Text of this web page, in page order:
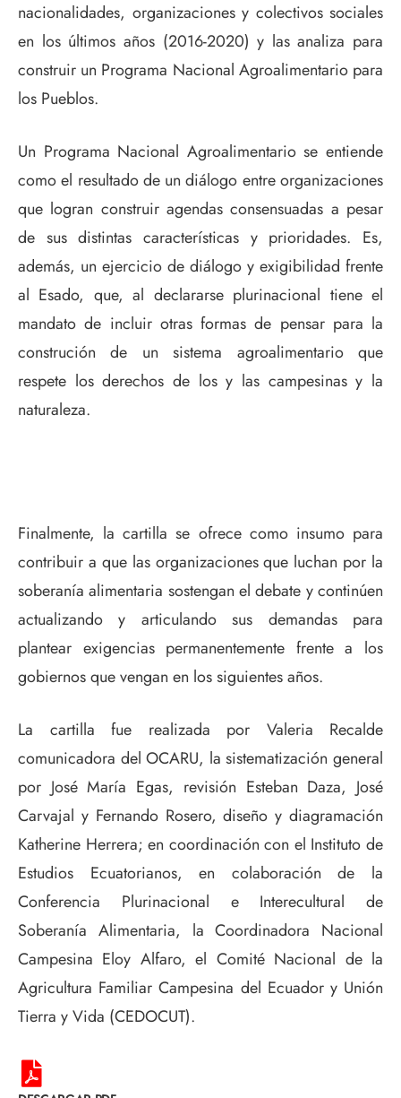
nacionalidades, organizaciones y colectivos sociales
en los últimos años (2016-2020) y las analiza para
construir un Programa Nacional Agroalimentario para
los Pueblos.
Un Programa Nacional Agroalimentario se entiende
como el resultado de un diálogo entre organizaciones
que logran construir agendas consensuadas a pesar
de sus distintas características y prioridades. Es,
además, un ejercicio de diálogo y exigibilidad frente
al Esado, que, al declararse plurinacional tiene el
mandato de incluir otras formas de pensar para la
construción de un sistema agroalimentario que
respete los derechos de los y las campesinas y la
naturaleza.
Finalmente, la cartilla se ofrece como insumo para
contribuir a que las organizaciones que luchan por la
soberanía alimentaria sostengan el debate y continúen
actualizando y articulando sus demandas para
plantear exigencias permanentemente frente a los
gobiernos que vengan en los siguientes años.
La cartilla fue realizada por Valeria Recalde
comunicadora del OCARU, la sistematización general
por José María Egas, revisión Esteban Daza, José
Carvajal y Fernando Rosero, diseño y diagramación
Katherine Herrera; en coordinación con el Instituto de
Estudios Ecuatorianos, en colaboración de la
Conferencia Plurinacional e Interecultural de
Soberanía Alimentaria, la Coordinadora Nacional
Campesina Eloy Alfaro, el Comité Nacional de la
Agricultura Familiar Campesina del Ecuador y Unión
Tierra y Vida (CEDOCUT).